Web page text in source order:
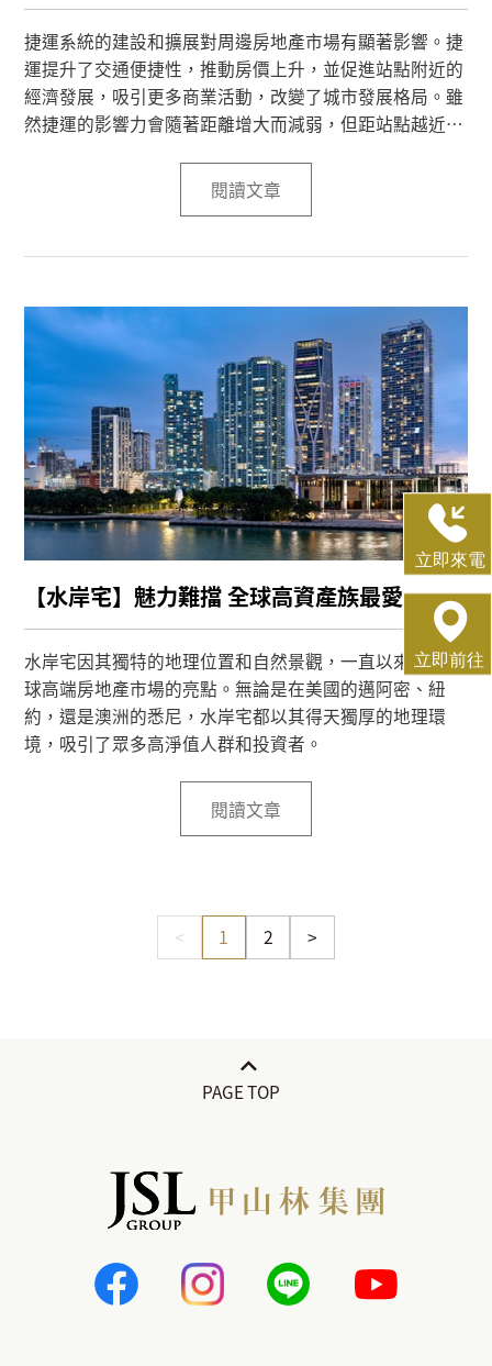
捷運系統的建設和擴展對周邊房地產市場有顯著影響。捷
運提升了交通便捷性，推動房價上升，並促進站點附近的
經濟發展，吸引更多商業活動，改變了城市發展格局。雖
然捷運的影響力會隨著距離增大而減弱，但距站點越近的
也深刻影響了房市變動。閱讀文章
【水岸宅】魅力難擋 全球高資產族最愛
水岸宅因其獨特的地理位置和自然景觀，一直以來都是全
球高端房地產市場的亮點。無論是在美國的邁阿密、紐
約，還是澳洲的悉尼，水岸宅都以其得天獨厚的地理環
境，吸引了眾多高淨值人群和投資者。
閱讀文章
< 1 2 >